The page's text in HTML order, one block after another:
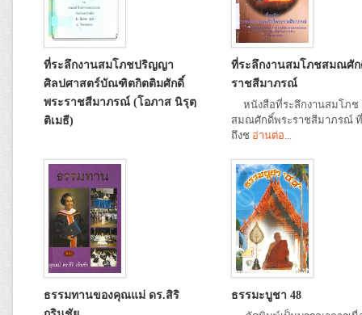
ที่ระลึกงานสมโภชปริญญา
ศิลปศาสตร์บัณฑิตกิตติมศักดิ์
พระราชสีมาภรณ์ (โอภาส นิรุตฺ
ติเมธี)
ที่ระลึกงานสมโภชสมณศัก
ราชสีมาภรณ์
หนังสือที่ระลึกงานสมโภช
สมณศักดิ์พระราชสีมาภรณ์
ถึงช อ่านต่อ...
ธรรมทานของคุณแม่ ดร.สิริ
ธรรมะบูชา 48